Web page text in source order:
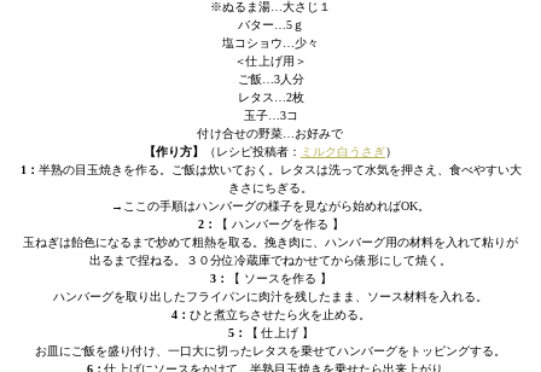
※ぬるま湯…大さじ１
バター…5ｇ
塩コショウ…少々
＜仕上げ用＞
ご飯…3人分
レタス…2枚
玉子…3コ
付け合せの野菜…お好みで
【作り方】
（レシピ投稿者： ミルク白うさぎ）
1： 半熟の目玉焼きを作る。ご飯は炊いておく。レタスは洗って水気を押さえ、食べやすい大
きさにちぎる。
→ここの手順はハンバーグの様子を見ながら始めればOK。
2：
【 ハンバーグを作る 】
玉ねぎは飴色になるまで炒めて粗熱を取る。挽き肉に、ハンバーグ用の材料を入れて粘りが
出るまで捏ねる。３０分位冷蔵庫でねかせてから俵形にして焼く。
3：
【 ソースを作る 】
ハンバーグを取り出したフライパンに肉汁を残したまま、ソース材料を入れる。
4： ひと煮立ちさせたら火を止める。
5：
【 仕上げ 】
お皿にご飯を盛り付け、一口大に切ったレタスを乗せてハンバーグをトッピングする。
6：仕上げにソースをかけて、半熟目玉焼きを乗せたら出来上がり。